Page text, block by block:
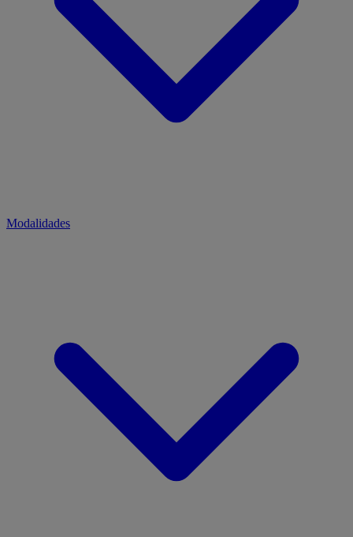
Modalidades